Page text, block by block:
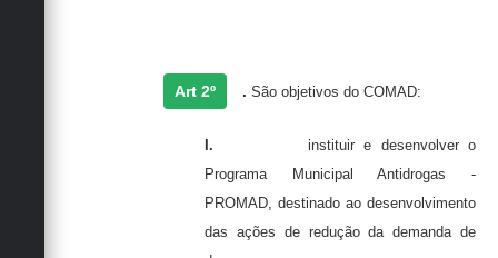
Art 2º . São objetivos do COMAD:
I.
instituir e desenvolver o
Programa Municipal Antidrogas -
P ROMAD, destinado ao desenvolvimento
das ações de redução da demanda de